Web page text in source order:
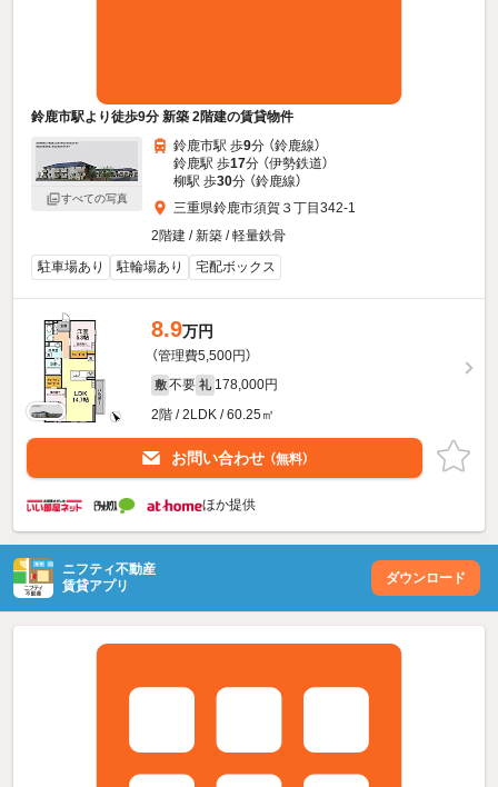
鈴鹿市駅より徒歩9分 新築 2階建の賃貸物件
すべての写真
鈴鹿市駅 歩9分 （鈴鹿線）
鈴鹿駅 歩17分 （伊勢鉄道）
柳駅 歩30分 （鈴鹿線）
三重県鈴鹿市須賀３丁目342-1
2階建 / 新築 / 軽量鉄骨
駐車場あり
駐輪場あり 宅配ボックス
8.9万円
（管理費5,500円）
敷 不要 礼 178,000円
2階 / 2LDK / 60.25㎡
お問い合わせ （無料）
ほか提供
ニフティ不動産
賃貸アプリ
ダウンロード